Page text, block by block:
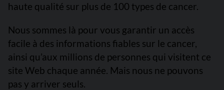
haute qualité sur plus de 100 types de cancer.
Nous sommes là pour vous garantir un accès
facile à des informations fiables sur le cancer,
ainsi qu’aux millions de personnes qui visitent ce
site Web chaque année. Mais nous ne pouvons
pas y arriver seuls.